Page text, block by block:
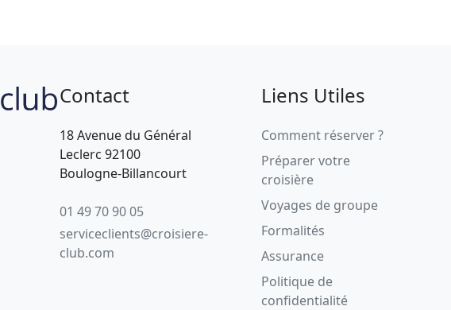
Contact
18 Avenue du Général
Leclerc 92100
Boulogne-Billancourt
01 49 70 90 05
serviceclients@croisiere-
club.com
Liens Utiles
Comment réserver ?
Préparer votre
croisière
Voyages de groupe
Formalités
Assurance
Politique de
confidentialité